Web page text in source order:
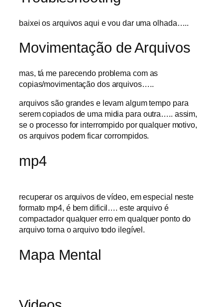
baixei os arquivos aqui e vou dar uma olhada…..
Movimentação de Arquivos
mas, tá me parecendo problema com as
copias/movimentação dos arquivos…..
arquivos são grandes e levam algum tempo para
serem copiados de uma midia para outra….. assim,
se o processo for interrompido por qualquer motivo,
os arquivos podem ficar corrompidos.
mp4
recuperar os arquivos de vídeo, em especial neste
formato mp4, é bem dificil…. este arquivo é
compactador qualquer erro em qualquer ponto do
arquivo torna o arquivo todo ilegível.
Mapa Mental